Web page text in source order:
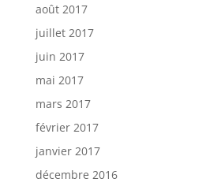
août 2017
juillet 2017
juin 2017
mai 2017
mars 2017
février 2017
janvier 2017
décembre 2016